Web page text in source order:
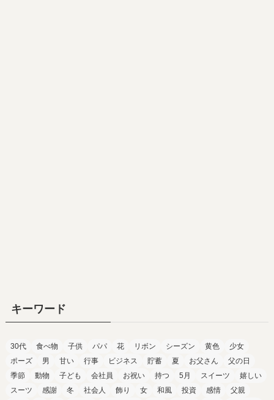
キーワード
30代 食べ物 子供 パパ 花 リボン シーズン 黄色
少女
ポーズ
男 甘い 行事 ビジネス 貯蓄 夏 お父さん
父の日
季節
動物 子ども 会社員 お祝い 持つ 5月 スイーツ
嬉しい
スーツ
感謝 冬 社会人 飾り 女 和風 投資 感情
父親